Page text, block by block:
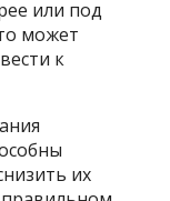
или под
может
к
их